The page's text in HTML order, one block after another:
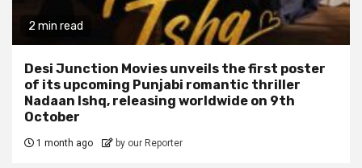
2 min read
Desi Junction Movies unveils the first poster
of its upcoming Punjabi romantic thriller
Nadaan Ishq, releasing worldwide on 9th
October
1 month ago by our Reporter